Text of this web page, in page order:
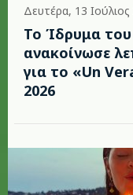
Δευτέρα, 13
Το Ίδρυμα
ανακοίνωσε
για το «Un
2026